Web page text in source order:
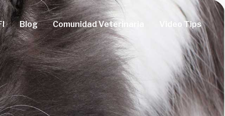
Blog Comunidad Veterinaria Video Tips